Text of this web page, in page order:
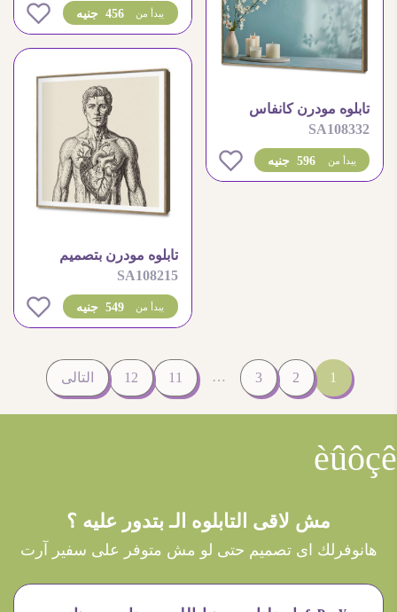
456 جنيه يبدأ من
تابلوه مودرن كانفاس
هادئ بديكور شموع
SA108332
596 جنيه يبدأ من 0
تابلوه مودرن بتصميم
تشريحي لجسم الإنسان
SA108215
549 جنيه يبدأ من
1
2
3
…
11
12 التالى
èûôçê
مش لاقى التابلوه الـ بتدور عليه ؟
هانوفرلك اى تصميم حتى لو مش متوفر على سفير آرت